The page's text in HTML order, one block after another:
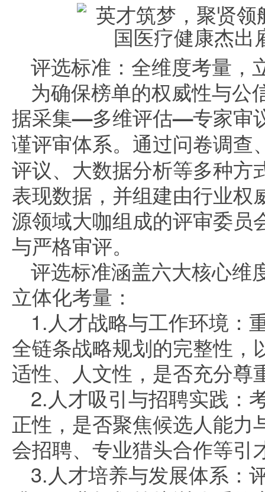
评选标准：全维度考量，
为确保榜单的权威性与公
据采集—多维评估—专家审
谨评审体系。 通过问卷调查
评议、大数据分析等多种方
表现数据，并组建由行业权
源领域大咖组成的评审委员
与严格审评。
评选标准涵盖六大核心维
立体化考量：
1.人才战略与工作环境：
全链条战略规划的完整性，
适性、人文性，是否充分尊
2.人才吸引与招聘实践：
正性，是否聚焦候选人能力
会招聘、专业猎头合作等引
3.人才培养与发展体系：